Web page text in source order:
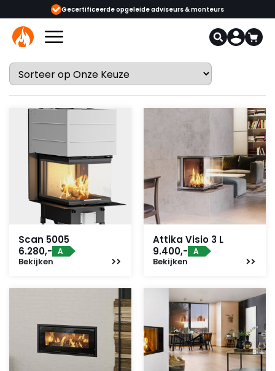
Gecertificeerde opgeleide adviseurs & monteurs
Scan 5005
6.280,- A
Bekijken
Attika Visio 3 L
9.400,- A
Bekijken